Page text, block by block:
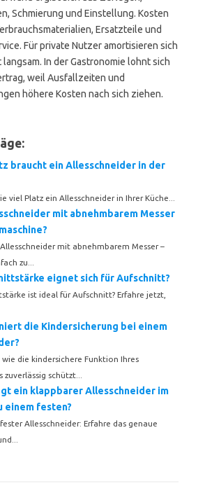
Schmierung und Einstellung. Kosten
Ersatzteile und
Für private Nutzer amortisieren sich
In der Gastronomie lohnt sich
weil Ausfallzeiten und
höhere Kosten nach sich ziehen.
braucht ein Allesschneider in der
viel Platz ein Allesschneider in Ihrer Küche...
mit abnehmbarem Messer
mit abnehmbarem Messer –
zu...
eignet sich für Aufschnitt?
ist ideal für Aufschnitt? Erfahre jetzt,
die Kindersicherung bei einem
wie die kindersichere Funktion Ihres
zuverlässig schützt...
ein klappbarer Allesschneider im
einem festen?
Allesschneider: Erfahre das genaue